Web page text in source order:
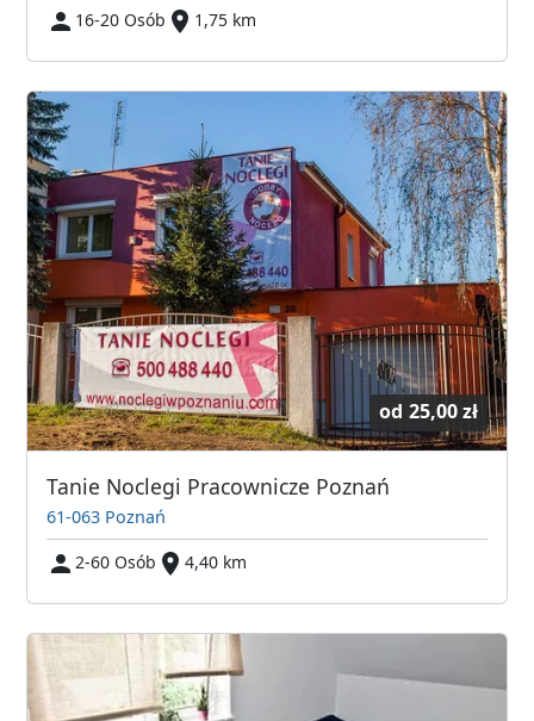
16-20 Osób
1,75 km
od 25,00 zł
Tanie Noclegi Pracownicze Poznań
61-063 Poznań
2-60 Osób
4,40 km